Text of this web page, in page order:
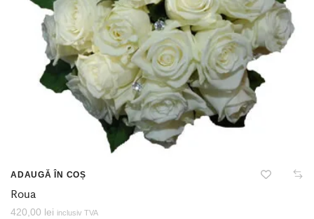
ADAUGĂ ÎN COȘ
Roua
420,00 lei inclusiv TVA